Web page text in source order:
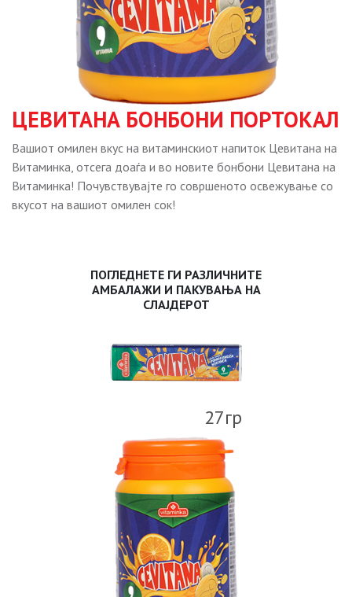
ЦЕВИТАНА БОНБОНИ ПОРТОКАЛ
Вашиот омилен вкус на витаминскиот напиток Цевитана на
Витаминка, отсега доаѓа и во новите бонбони Цевитана на
Витаминка! Почувствувајте го совршеното освежување со
вкусот на вашиот омилен сок!
ПОГЛЕДНЕТЕ ГИ РАЗЛИЧНИТЕ
АМБАЛАЖИ И ПАКУВАЊА НА
СЛАЈДЕРОТ
27гр